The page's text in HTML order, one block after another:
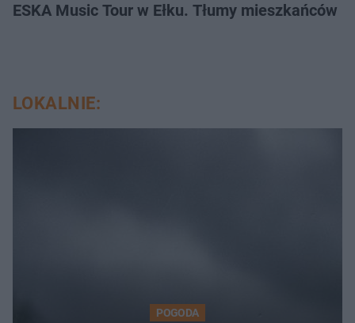
ESKA Music Tour w Ełku. Tłumy mieszkańców
LOKALNIE:
POGODA